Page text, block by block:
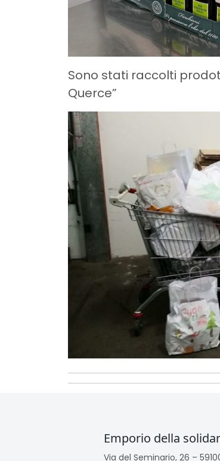
Sono stati raccolti
Querce”
Emporio della
Via del Seminario, 26 –